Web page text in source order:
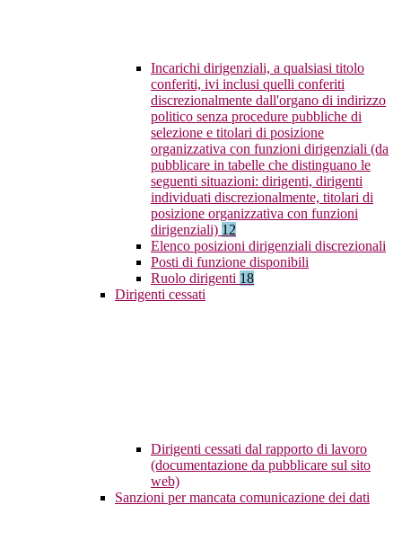
Incarichi dirigenziali, a qualsiasi titolo
conferiti, ivi inclusi quelli conferiti
discrezionalmente dall'organo di indirizzo
politico senza procedure pubbliche di
selezione e titolari di posizione
organizzativa con funzioni dirigenziali (da
pubblicare in tabelle che distinguano le
seguenti situazioni: dirigenti, dirigenti
individuati discrezionalmente, titolari di
posizione organizzativa con funzioni
dirigenziali) 12
Elenco posizioni dirigenziali discrezionali
Posti di funzione disponibili
Ruolo dirigenti 18
Dirigenti cessati
Dirigenti cessati dal rapporto di lavoro
(documentazione da pubblicare sul sito
web)
Sanzioni per mancata comunicazione dei dati